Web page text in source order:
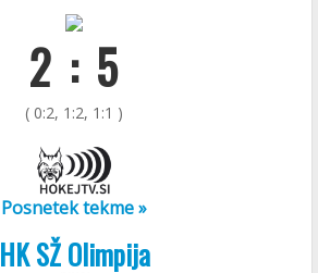
2 : 5
( 0:2, 1:2, 1:1 )
Posnetek tekme »
HK SŽ Olimpija